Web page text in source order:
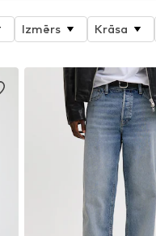
Izmērs Krāsa